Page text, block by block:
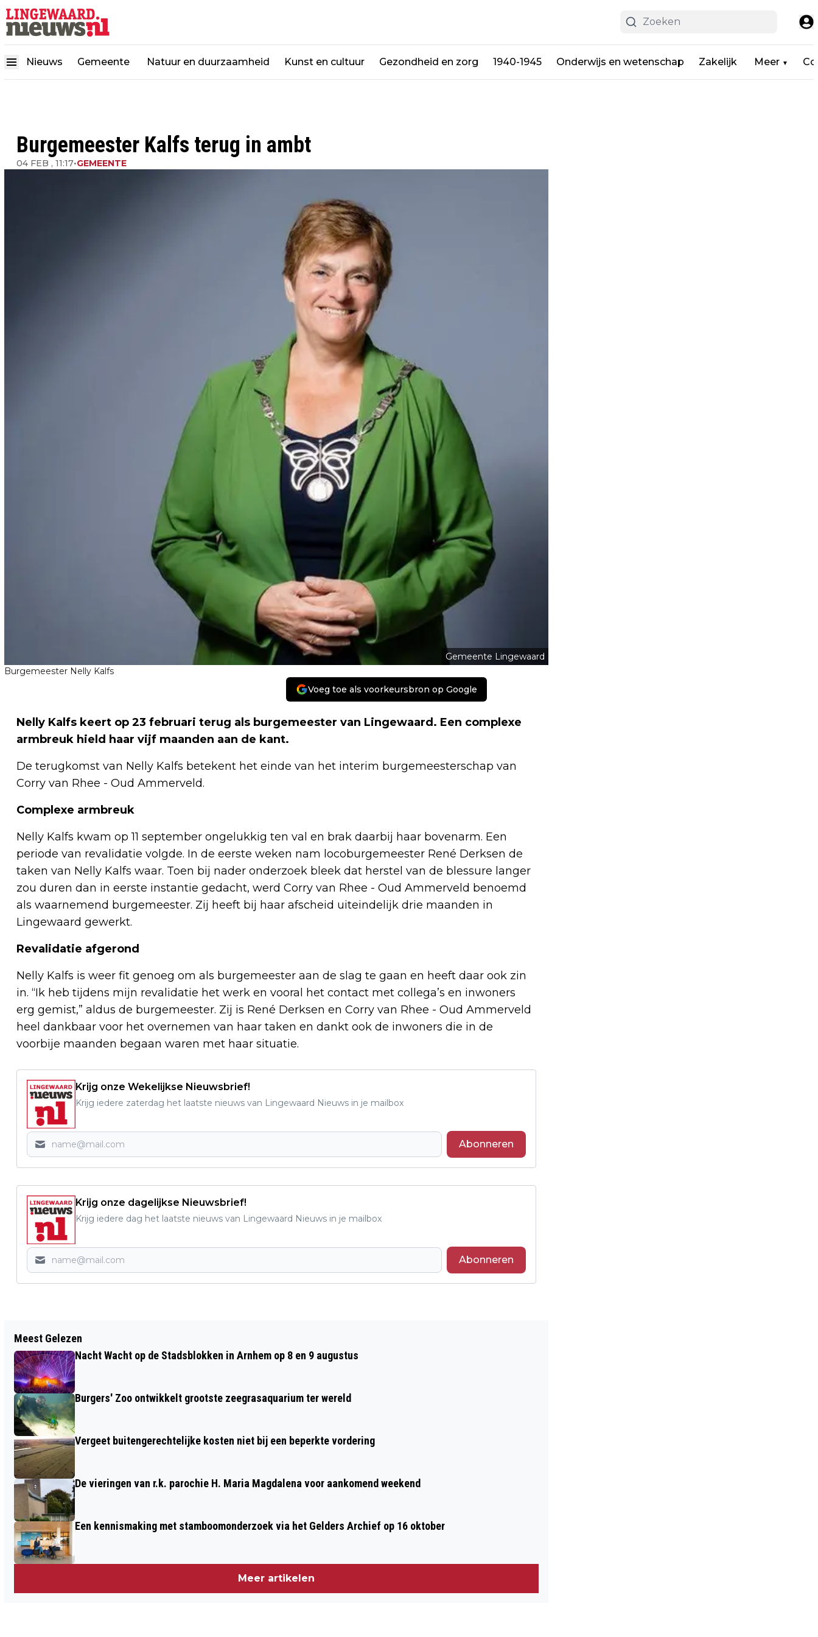
Nieuws Gemeente Natuur en duurzaamheid Kunst en cultuur Gezondheid en zorg 1940-1945 Onderwijs en wetenschap Zakelijk Meer ▼
Burgemeester Kalfs terug in ambt
04 FEB , 11:17•GEMEENTE
Gemeente Lingewaard
Burgemeester Nelly Kalfs
Voeg toe als voorkeursbron op Google
Nelly Kalfs keert op 23 februari terug als burgemeester van Lingewaard. Een complexe
armbreuk hield haar vijf maanden aan de kant.
De terugkomst van Nelly Kalfs betekent het einde van het interim burgemeesterschap van
Corry van Rhee - Oud Ammerveld.
Complexe armbreuk
Nelly Kalfs kwam op 11 september ongelukkig ten val en brak daarbij haar bovenarm. Een
periode van revalidatie volgde. In de eerste weken nam locoburgemeester René Derksen de
taken van Nelly Kalfs waar. Toen bij nader onderzoek bleek dat herstel van de blessure langer
zou duren dan in eerste instantie gedacht, werd Corry van Rhee - Oud Ammerveld benoemd
als waarnemend burgemeester. Zij heeft bij haar afscheid uiteindelijk drie maanden in
Lingewaard gewerkt.
Revalidatie afgerond
Nelly Kalfs is weer fit genoeg om als burgemeester aan de slag te gaan en heeft daar ook zin
in. “Ik heb tijdens mijn revalidatie het werk en vooral het contact met collega’s en inwoners
erg gemist,” aldus de burgemeester. Zij is René Derksen en Corry van Rhee - Oud Ammerveld
heel dankbaar voor het overnemen van haar taken en dankt ook de inwoners die in de
voorbije maanden begaan waren met haar situatie.
Krijg onze Wekelijkse Nieuwsbrief!
Krijg iedere zaterdag het laatste nieuws van Lingewaard Nieuws in je mailbox
Abonneren
Krijg onze dagelijkse Nieuwsbrief!
Krijg iedere dag het laatste nieuws van Lingewaard Nieuws in je mailbox
Abonneren
DANILO VERSTERKT VOORHOEDE N.E.C.
HUISMUS VERLIEST KOPPOSITIE AAN
Meest Gelezen
Nacht Wacht op de Stadsblokken in Arnhem op 8 en 9 augustus
Burgers' Zoo ontwikkelt grootste zeegrasaquarium ter wereld
Vergeet buitengerechtelijke kosten niet bij een beperkte vordering
De vieringen van r.k. parochie H. Maria Magdalena voor aankomend weekend
Een kennismaking met stamboomonderzoek via het Gelders Archief op 16 oktober
Meer artikelen